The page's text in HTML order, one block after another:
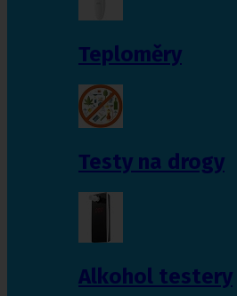
Teploměry
Testy na drogy
Alkohol testery